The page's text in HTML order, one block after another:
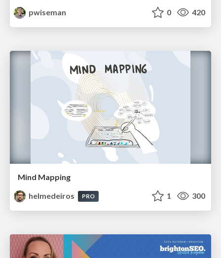
pwiseman
0 420
Mind Mapping
helmedeiros
PRO 1 300